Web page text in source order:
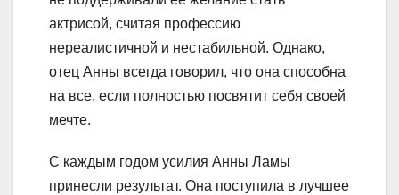
актрисой, считая профессию
нереалистичной и нестабильной. Однако,
отец Анны всегда говорил, что она способна
на все, если полностью посвятит себя своей
мечте.
С каждым годом усилия Анны Ламы
принесли результат. Она поступила в лучшее